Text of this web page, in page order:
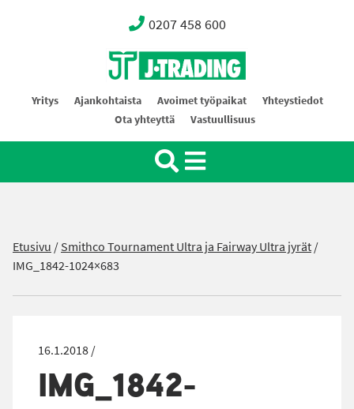
0207 458 600
Oy J-Trading Ab
Yritys Ajankohtaista Avoimet työpaikat
Yhteystiedot
Ota yhteyttä
Vastuullisuus
Etusivu /Smithco Tournament Ultra ja Fairway Ultra jyrät/
IMG_1842-1024×683
16.1.2018 /
IMG_1842-